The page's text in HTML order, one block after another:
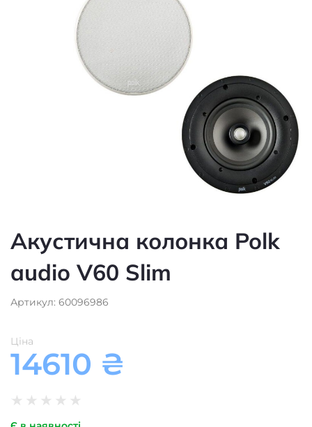
audio V60 Slim
Артикул: 60096986
14610 ₴
★ ★ ★★★
Є в наявності